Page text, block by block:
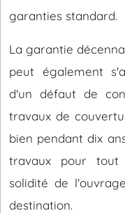
garanties standard.
La garantie
peut également
d'un défaut de
travaux de
bien pendant dix
travaux pour tout
solidité de
destination.